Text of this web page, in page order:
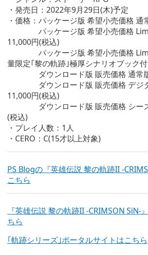
・発売日：2022年9月29日(木)予定
・価格：パッケージ版 希望小売価格 通
パッケージ版 希望小売価格
11,000円(税込)
パッケージ版 希望小売価格
量限定｢黎の軌跡｣極厚シナリオブック
ダウンロード版 販売価格 通常版
ダウンロード版 販売価格 デジタ
11,000円(税込)
ダウンロード版 販売価格 シーズ
(税込)
・プレイ人数：1人
・CERO：C(15才以上対象)
PS Blogの『英雄伝説 黎の軌跡II -
こちら
『英雄伝説 黎の軌跡II -CRIMSON SiN-
ちら
｢軌跡シリーズ｣ポータルサイトはこちら